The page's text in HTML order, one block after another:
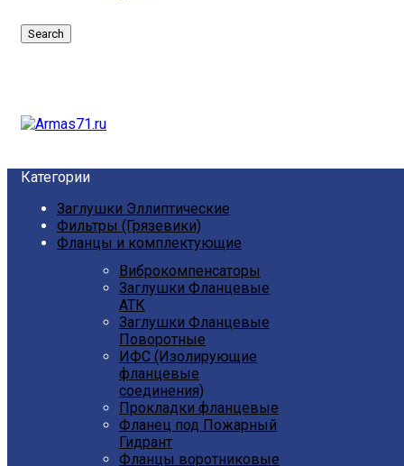
Search
Категории
Заглушки Эллиптические
Фильтры (Грязевики)
Фланцы и комплектующие
Виброкомпенсаторы
Заглушки Фланцевые
АТК
Заглушки Фланцевые
Поворотные
ИФС (Изолирующие
фланцевые
соединения)
Прокладки фланцевые
Фланец под Пожарный
Гидрант
Фланцы воротниковые